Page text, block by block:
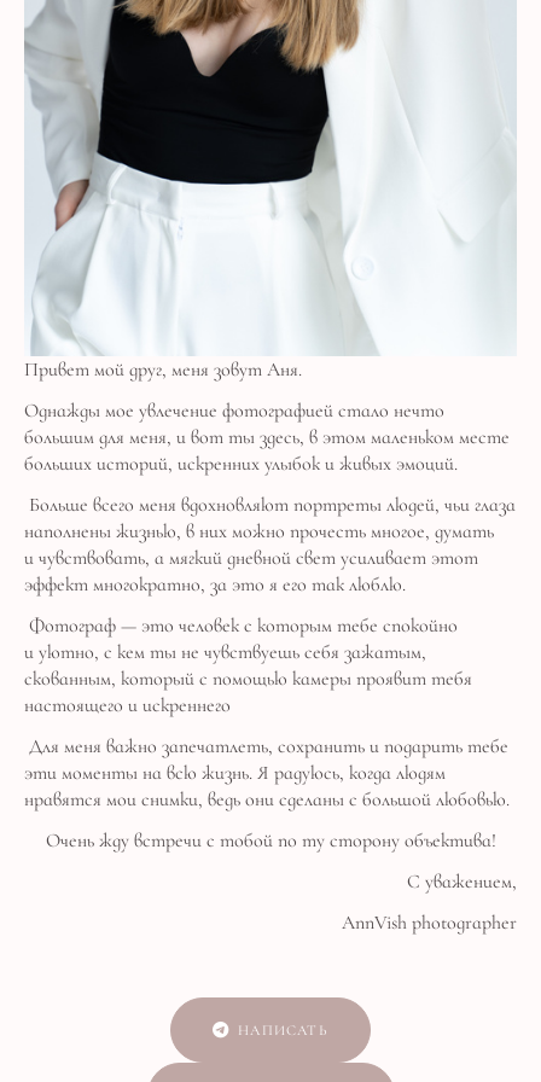
Привет мой друг, меня зовут Аня.
Однажды мое увлечение фотографией стало нечто
большим для меня, и вот ты здесь, в этом маленьком месте
больших историй, искренних улыбок и живых эмоций.
Больше всего меня вдохновляют портреты людей, чьи глаза
наполнены жизнью, в них можно прочесть многое, думать
и чувствовать, а мягкий дневной свет усиливает этот
эффект многократно, за это я его так люблю.
Фотограф — это человек с которым тебе спокойно
и уютно, с кем ты не чувствуешь себя зажатым,
скованным, который с помощью камеры проявит тебя
настоящего и искреннего
Для меня важно запечатлеть, сохранить и подарить тебе
эти моменты на всю жизнь. Я радуюсь, когда людям
нравятся мои снимки, ведь они сделаны с большой любовью.
Очень жду встречи с тобой по ту сторону объектива!
С уважением,
AnnVish photographer
НАПИСАТЬ